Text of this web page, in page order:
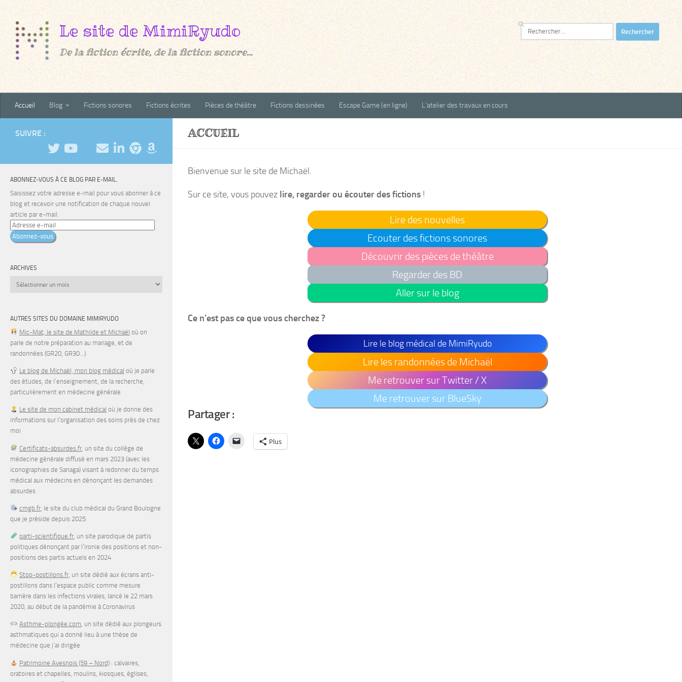
Au dessous du contenu
De la fiction écrite, de la fiction sonore...
Rechercher :
Accueil Blog Fictions sonores Fictions écrites Pièces de théâtre Fictions dessinées Escape Game (en ligne) L’atelier des travaux en cours
ACCUEIL
Bienvenue sur le site de Michaël.
Sur ce site, vous pouvez lire, regarder ou écouter des fictions !
Lire des nouvelles
Ecouter des fictions sonores
Découvrir des pièces de théâtre
Regarder des BD
Aller sur le blog
Ce n’est pas ce que vous cherchez ?
Lire le blog médical de MimiRyudo
Lire les randonnées de Michaël
Me retrouver sur Twitter / X
Me retrouver sur BlueSky
Partager :
Plus
SUIVRE :
ABONNEZ-VOUS À CE BLOG PAR E-MAIL.
Saisissez votre adresse e-mail pour vous abonner à ce
blog et recevoir une notification de chaque nouvel
article par e-mail.
Adresse
e-Abonnez-vous
ARCHIVES
Archives
AUTRES SITES DU DOMAINE MIMIRYUDO
Mic-Mat, le site de Mathilde et Michaël où on
parle de notre préparation au mariage, et de
randonnées (GR20, GR30…)
Le blog de Michaël, mon blog médical où je parle
des études, de l’enseignement, de la recherche,
particulièrement en médecine générale
Le site de mon cabinet médical où je donne des
informations sur l’organisation des soins près de chez
moi
Certificats-absurdes.fr , un site du collège de
médecine générale diffusé en mars 2023 (avec les
iconographies de Sanaga) visant à redonner du temps
médical aux médecins en dénonçant les demandes
absurdes
cmgb.fr , le site du club médical du Grand Boulogne
que je préside depuis 2025
parti-scientifique.fr , un site parodique de partis
politiques dénonçant par l’ironie des positions et non-
positions des partis actuels en 2024
Stop-postillons.fr, un site dédié aux écrans anti-
postillons dans l’espace public comme mesure
barrière dans les infections virales, lancé le 22 mars
2020, au début de la pandémie à Coronavirus
Asthme-plongée.com, un site dédié aux plongeurs
asthmatiques qui a donné lieu à une thèse de
médecine que j’ai dirigée
Patrimoine Avesnois (59 – Nord) : calvaires,
oratoires et chapelles, moulins, kiosques, églises,